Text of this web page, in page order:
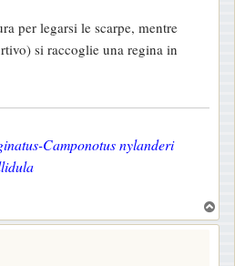
per legarsi le scarpe, mentre
si raccoglie una regina in
Camponotus nylanderi
o